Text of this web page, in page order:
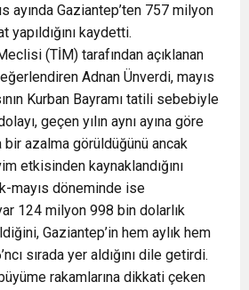
ayında Gaziantep’ten 757 milyon
yapıldığını kaydetti.
(TİM) tarafından açıklanan
Adnan Ünverdi, mayıs
Kurban Bayramı tatili sebebiyle
geçen yılın aynı ayına göre
bir azalma görüldüğünü ancak
etkisinden kaynaklandığını
mayıs döneminde ise
124 milyon 998 bin dolarlık
Gaziantep’in hem aylık hem
sırada yer aldığını dile getirdi.
rakamlarına dikkati çeken